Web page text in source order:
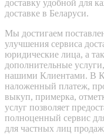
доставку удобной для
доставке в Беларуси.
Мы достигаем
улучшения сервиса
юридические лица, а
дополнительные
нашими Клиентами. В
наложенный платеж,
выкуп, примерка,
услуг позволяет
полноценный сервис
для частных лиц